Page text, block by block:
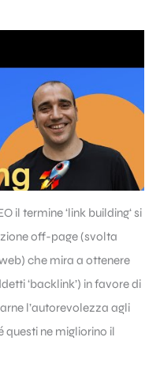
il termine ‘link building‘ si
off-page (svolta
che mira a ottenere
‘backlink’) in favore di
l’autorevolezza agli
ne migliorino il